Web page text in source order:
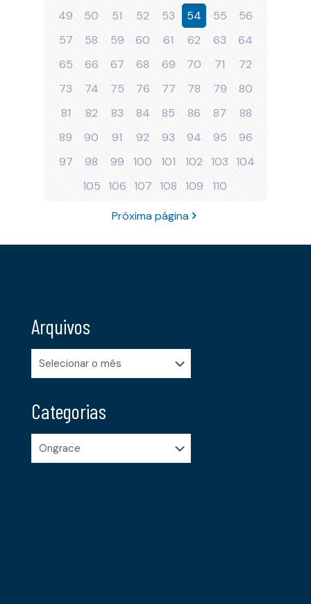
49
50 51 52 53 54 55
56
57
58 59 60 61 62 63
64
65
66 67 68 69 70 71
72
73
74 75 76 77 78 79
80
81
82 83 84 85 86 87
88
89
90 91 92 93 94 95
96
97
98 99 100 101 102 103 104
105
106 107 108 109 110
Próxima página
Arquivos
Arquivos
Categorias
Categorias